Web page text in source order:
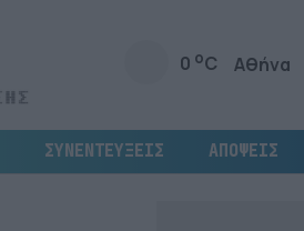
0 oC
ΣΥΝΕΝΤΕΥΞΕΙΣ ΑΠΟΨΕΙΣ